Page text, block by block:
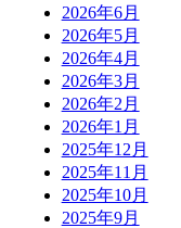
2026年6月
2026年5月
2026年4月
2026年3月
2026年2月
2026年1月
2025年12月
2025年11月
2025年10月
2025年9月